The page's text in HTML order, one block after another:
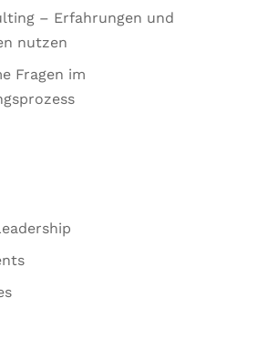
– Erfahrungen und
nutzen
Fragen im